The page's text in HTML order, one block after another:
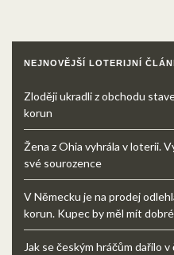
NEJNOVĚJŠÍ LOTERIJNÍ
Zloději ukradli z obchodu
korun
Žena z Ohia vyhrála v loterii.
své sourozence
V Německu je na prodej
korun. Kupec by měl mít
Jak se českým hráčům dařilo